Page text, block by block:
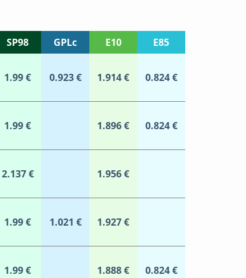
SP98 GPLc E10
E85
1.99 € 0.923 € 1.914 € 0.824 €
1.99 € 1.896 € 0.824 €
2.137 € 1.956 €
1.99 € 1.021 € 1.927 €
1.99 € 1.888 € 0.824 €